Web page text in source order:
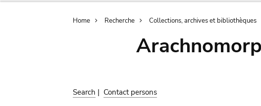
Breadcrumb
Home Recherche Collections, archives et bibliothèques
Search | Contact persons